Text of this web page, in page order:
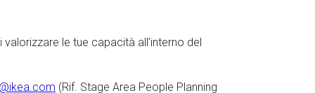
le tue capacità all’interno del
(Rif. Stage Area People Planning